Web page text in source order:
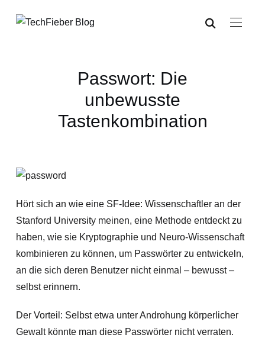
Passwort: Die
unbewusste
Tastenkombination
Hört sich an wie eine SF-Idee: Wissenschaftler an der
Stanford University meinen, eine Methode entdeckt zu
haben, wie sie Kryptographie und Neuro-Wissenschaft
kombinieren zu können, um Passwörter zu entwickeln,
an die sich deren Benutzer nicht einmal – bewusst –
selbst erinnern.
Der Vorteil: Selbst etwa unter Androhung körperlicher
Gewalt könnte man diese Passwörter nicht verraten.